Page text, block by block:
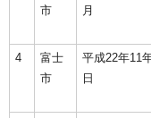
市
月
4
富士
市
平成22年11
日